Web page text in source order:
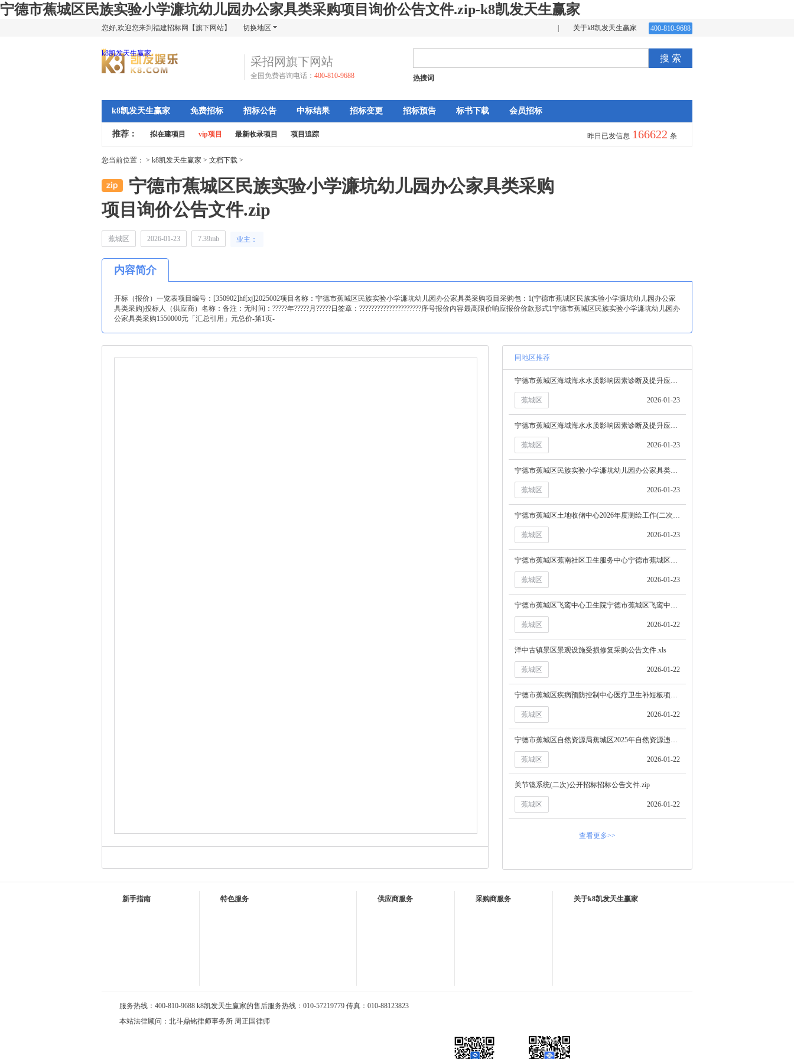
宁德市蕉城区民族实验小学濂坑幼儿园办公家具类采购项目询价公告文件.zip-k8凯发天生赢家
您好,欢迎您来到福建招标网【旗下网站】 切换地区 关于k8凯发天生赢家 400-810-9688
k8凯发天生赢家
采招网旗下网站
全国免费咨询电话： 400-810-9688
搜 索
热搜词
k8凯发天生赢家 免费招标 招标公告 中标结果 招标变更 招标预告 标书下载 会员招标
推荐： 拟在建项目 vip项目 最新收录项目 项目追踪 昨日已发信息 166622 条
您当前位置： > k8凯发天生赢家 > 文档下载 >
宁德市蕉城区民族实验小学濂坑幼儿园办公家具类采购
项目询价公告文件.zip
蕉城区 2026-01-23 7.39mb 业主：
内容简介
开标（报价）一览表项目编号：[350902]hf[xj]2025002项目名称：宁德市蕉城区民族实验小学濂坑幼儿园办公家具类采购项目采购包：1(宁德市蕉城区民族实验小学濂坑幼儿园办公家
具类采购)投标人（供应商）名称：备注：无时间：?????年?????月?????日签章：?????????????????????序号报价内容最高限价响应报价价款形式1宁德市蕉城区民族实验小学濂坑幼儿园办
公家具类采购1550000元「汇总引用」元总价-第1页-
同地区推荐
宁德市蕉城区海域海水水质影响因素诊断及提升应对策略研究竞争性磋商公告文件.zip
蕉城区 2026-01-23
宁德市蕉城区海域海水水质影响因素诊断及提升应对策略研究竞争性磋商公告文件.zip
蕉城区 2026-01-23
宁德市蕉城区民族实验小学濂坑幼儿园办公家具类采购项目询价公告文件.zip
蕉城区 2026-01-23
宁德市蕉城区土地收储中心2026年度测绘工作(二次)政府采购合同公告文件.pdf
蕉城区 2026-01-23
宁德市蕉城区蕉南社区卫生服务中心宁德市蕉城区蕉南社区卫生服务中心多功能一体机直接订购采购合同政府采购合同公告.pdf
蕉城区 2026-01-23
宁德市蕉城区飞鸾中心卫生院宁德市蕉城区飞鸾中心卫生院液晶显示器直接订购采购合同政府采购合同公告.pdf
蕉城区 2026-01-22
洋中古镇景区景观设施受损修复采购公告文件.xls
蕉城区 2026-01-22
宁德市蕉城区疾病预防控制中心医疗卫生补短板项目（一期）设备采购1(二次)政府采购合同公告文件.pdf
蕉城区 2026-01-22
宁德市蕉城区自然资源局蕉城区2025年自然资源违法线索日常监管技术服务项目政府采购合同公告文件.pdf
蕉城区 2026-01-22
关节镜系统(二次)公开招标招标公告文件.zip
蕉城区 2026-01-22
查看更多>>
新手指南 特色服务 供应商服务 采购商服务 关于k8凯发天生赢家
服务热线：400-810-9688 k8凯发天生赢家的售后服务热线：010-57219779 传真：010-88123823
本站法律顾问：北斗鼎铭律师事务所 周正国律师